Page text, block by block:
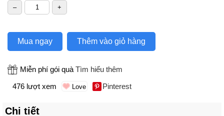
Mua ngay Thêm vào giỏ hàng
Miễn phí gói quà Tìm hiểu thêm
476 lượt xem
Pinterest
Chi tiết